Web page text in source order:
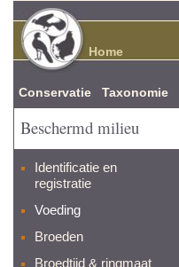
Beschermd milieu
Identificatie en
registratie
Voeding
Broeden
Broedtijd & ringmaat
Home
Conservatie Taxonomie